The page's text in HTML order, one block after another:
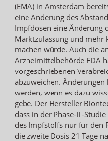
(EMA) in Amsterdam
eine Änderung des
Impfdosen eine Änderung
Marktzulassung und mehr
machen würde. Auch die
Arzneimittelbehörde FDA
vorgeschriebenen
abzuweichen.
werden, wenn es dazu
gebe. Der Hersteller
dass in der Phase-III-
des Impfstoffs nur für den
die zweite Dosis 21 Tage